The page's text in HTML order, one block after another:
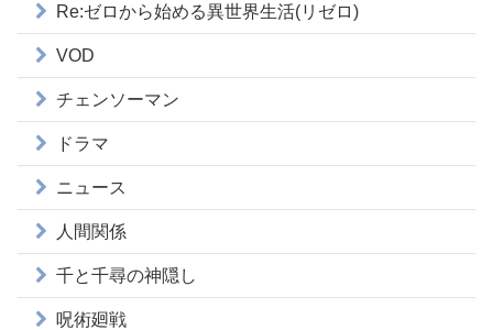
Re:ゼロから始める異世界生活(リゼロ)
VOD
チェンソーマン
ドラマ
ニュース
人間関係
千と千尋の神隠し
呪術廻戦